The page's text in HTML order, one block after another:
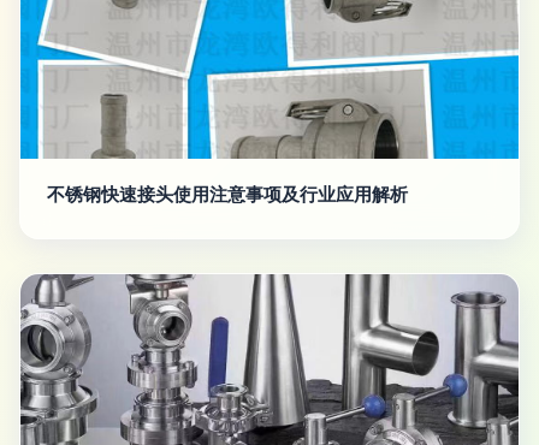
不锈钢快速接头使用注意事项及行业应用解析